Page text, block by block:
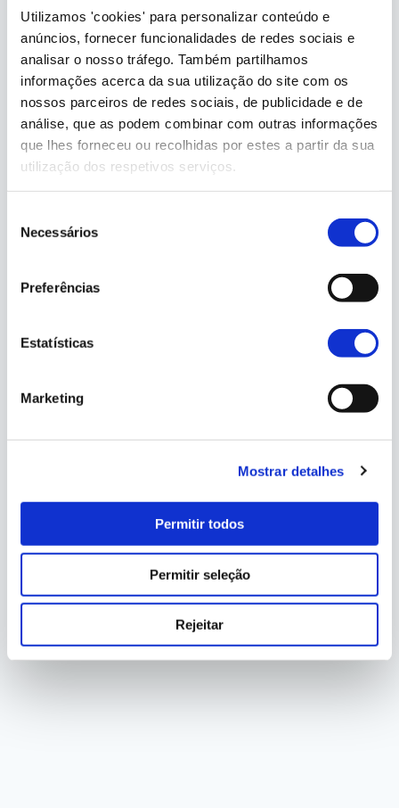
Utilizamos 'cookies' para personalizar conteúdo e
anúncios, fornecer funcionalidades de redes sociais e
analisar o nosso tráfego. Também partilhamos
informações acerca da sua utilização do site com os
nossos parceiros de redes sociais, de publicidade e de
análise, que as podem combinar com outras informações
que lhes forneceu ou recolhidas por estes a partir da sua
utilização dos respetivos serviços.
Necessários
Preferências
Estatísticas
Marketing
Mostrar detalhes
Permitir todos
Permitir seleção
Rejeitar